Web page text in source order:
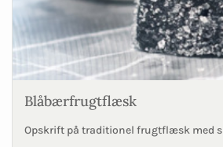
Blåbærfrugtflæsk
Opskrift på traditionel frugtflæsk med